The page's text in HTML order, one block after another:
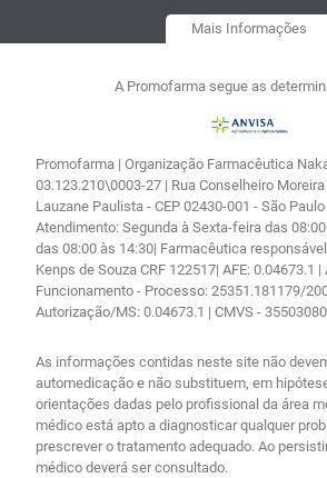
Mais Informações
A Promofarma segue as
Promofarma | Organização Farmacêutica
03.123.210\0003-27 | Rua Conselheiro
Lauzane Paulista - CEP 02430-001 - São
Atendimento: Segunda à Sexta-feira das
das 08:00 às 14:30| Farmacêutica
Kenps de Souza CRF 122517| AFE: 0.04673.1
Funcionamento - Processo: 25351.181179/
Autorização/MS: 0.04673.1 | CMVS -
As informações contidas neste site não
automedicação e não substituem, em
orientações dadas pelo profissional da área
médico está apto a diagnosticar qualquer
prescrever o tratamento adequado. Ao
médico deverá ser consultado.